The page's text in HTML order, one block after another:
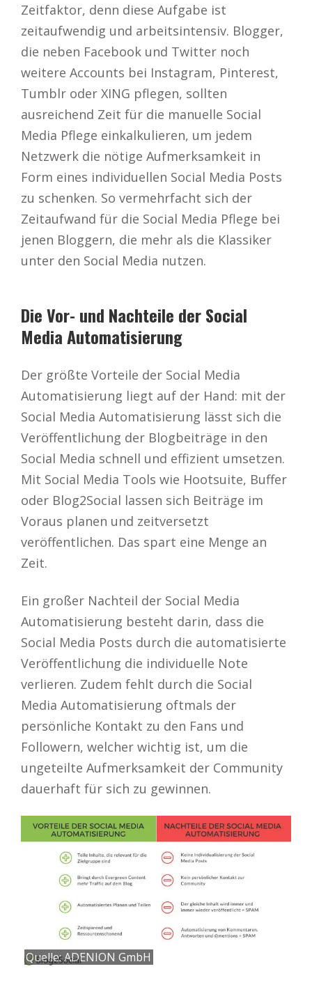
Zeitfaktor, denn diese Aufgabe ist
zeitaufwendig und arbeitsintensiv. Blogger,
die neben Facebook und Twitter noch
weitere Accounts bei Instagram, Pinterest,
Tumblr oder XING pflegen, sollten
ausreichend Zeit für die manuelle Social
Media Pflege einkalkulieren, um jedem
Netzwerk die nötige Aufmerksamkeit in
Form eines individuellen Social Media Posts
zu schenken. So vermehrfacht sich der
Zeitaufwand für die Social Media Pflege bei
jenen Bloggern, die mehr als die Klassiker
unter den Social Media nutzen.
Die Vor- und Nachteile der Social
Media Automatisierung
Der größte Vorteile der Social Media
Automatisierung liegt auf der Hand: mit der
Social Media Automatisierung lässt sich die
Veröffentlichung der Blogbeiträge in den
Social Media schnell und effizient umsetzen.
Mit Social Media Tools wie Hootsuite, Buffer
oder Blog2Social lassen sich Beiträge im
Voraus planen und zeitversetzt
veröffentlichen. Das spart eine Menge an
Zeit.
Ein großer Nachteil der Social Media
Automatisierung besteht darin, dass die
Social Media Posts durch die automatisierte
Veröffentlichung die individuelle Note
verlieren. Zudem fehlt durch die Social
Media Automatisierung oftmals der
persönliche Kontakt zu den Fans und
Followern, welcher wichtig ist, um die
ungeteilte Aufmerksamkeit der Community
dauerhaft für sich zu gewinnen.
Quelle: ADENION GmbH